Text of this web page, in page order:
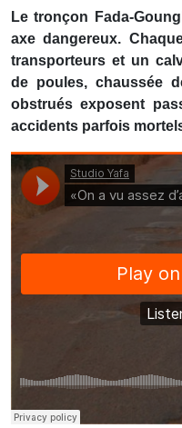
Le tronçon Fada-
axe dangereux.
transporteurs et un
de poules, chaussée
obstrués exposent
accidents parfois